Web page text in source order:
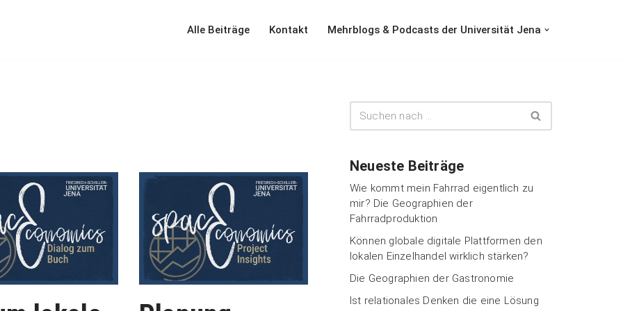
Alle Beiträge Kontakt Mehrblogs & Podcasts der Universität Jena
Neueste Beiträge
Wie kommt mein Fahrrad eigentlich zu
mir? Die Geographien der
Fahrradproduktion
Können globale digitale Plattformen den
lokalen Einzelhandel wirklich stärken?
Die Geographien der Gastronomie
Ist relationales Denken die eine Lösung